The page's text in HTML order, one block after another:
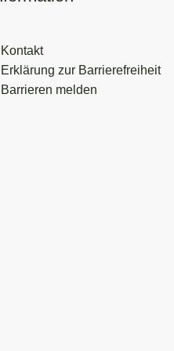
Kontakt
Erklärung zur Barrierefreiheit
Barrieren melden